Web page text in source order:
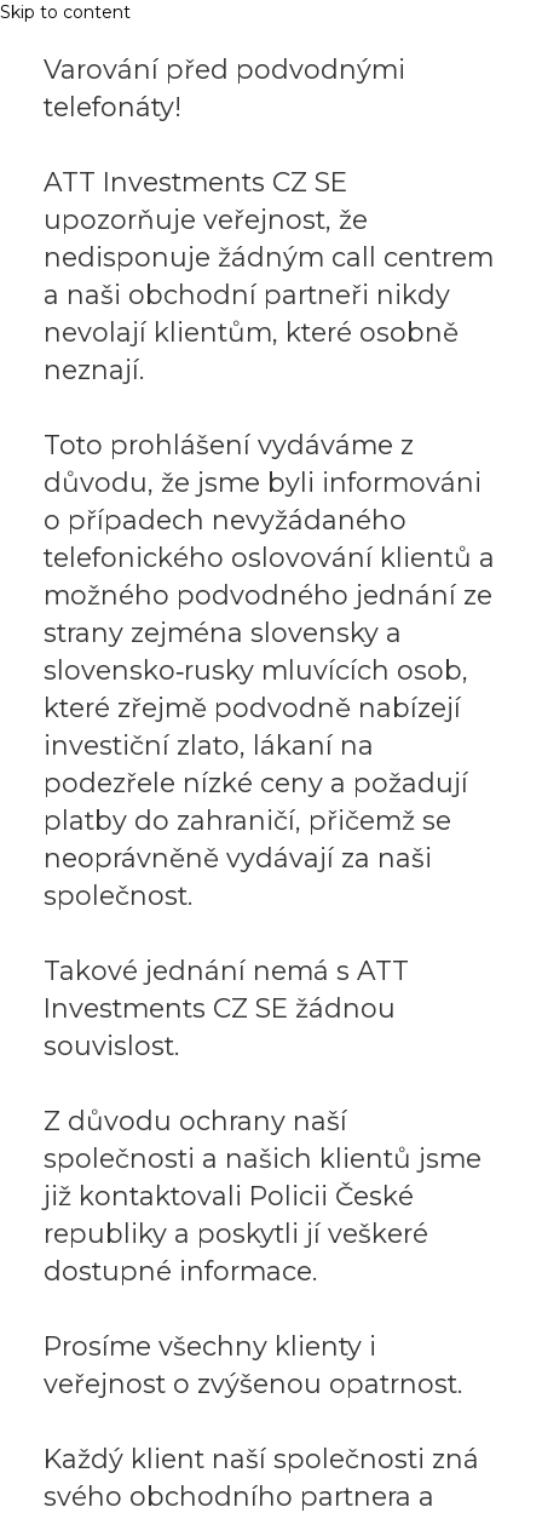
Skip to content
Varování před podvodnými
telefonáty!
ATT Investments CZ SE
upozorňuje veřejnost, že
nedisponuje žádným call centrem
a naši obchodní partneři nikdy
nevolají klientům, které osobně
neznají.
Toto prohlášení vydáváme z
důvodu, že jsme byli informováni
o případech nevyžádaného
telefonického oslovování klientů a
možného podvodného jednání ze
strany zejména slovensky a
slovensko‑rusky mluvících osob,
které zřejmě podvodně nabízejí
investiční zlato, lákaní na
podezřele nízké ceny a požadují
platby do zahraničí, přičemž se
neoprávněně vydávají za naši
společnost.
Takové jednání nemá s ATT
Investments CZ SE žádnou
souvislost.
Z důvodu ochrany naší
společnosti a našich klientů jsme
již kontaktovali Policii České
republiky a poskytli jí veškeré
dostupné informace.
Prosíme všechny klienty i
veřejnost o zvýšenou opatrnost.
Každý klient naší společnosti zná
svého obchodního partnera a